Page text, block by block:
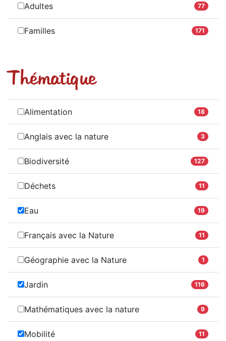
Adultes 77
Familles 171
Thématique
Alimentation 18
Anglais avec la nature 3
Biodiversité 127
Déchets 11
Eau 19
Français avec la Nature 11
Géographie avec la Nature 1
Jardin 116
Mathématiques avec la nature 9
Mobilité 11